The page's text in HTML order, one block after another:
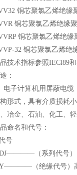
铜芯聚氯乙烯绝缘
铜芯聚氯乙烯绝缘
铜芯聚氯乙烯绝
32 铜芯聚氯乙烯绝
技术指标参照IECl89
：
电子计算机用屏蔽电缆
形式，具有介质损耗
冶金、石油、化工、
命名和代号：
号
（系列代号）
（绝缘代号）